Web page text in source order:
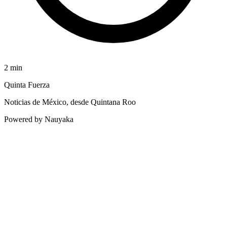
2 min
Quinta Fuerza
Noticias de México, desde Quintana Roo
Powered by Nauyaka